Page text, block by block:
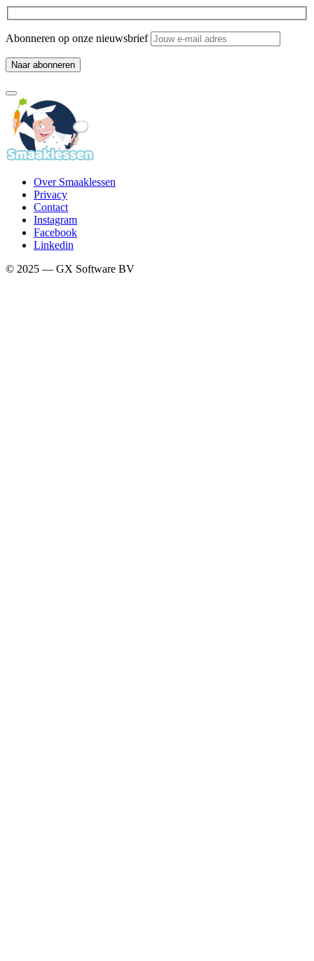
Abonneren op onze nieuwsbrief
Over Smaaklessen
Privacy
Contact
Instagram
Facebook
Linkedin
© 2025 — GX Software BV